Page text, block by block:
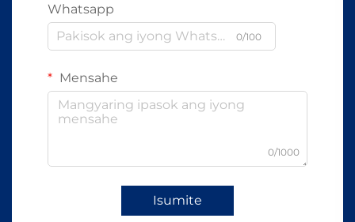
Whatsapp
0/100
Mensahe
0/1000
Isumite